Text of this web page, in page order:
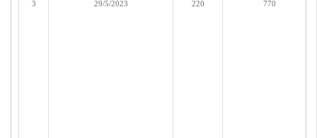
3 29/5/2023 220 770